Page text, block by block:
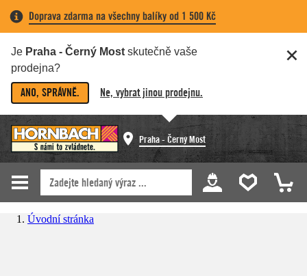
Doprava zdarma na všechny balíky od 1 500 Kč
Je Praha - Černý Most skutečně vaše
prodejna?
ANO, SPRÁVNĚ. Ne, vybrat jinou prodejnu.
Praha - Černý Most
Úvodní stránka